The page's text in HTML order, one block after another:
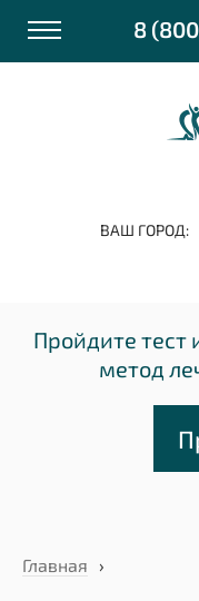
8
ВАШ ГОРОД:
Пройдите тест
метод
Главная ›